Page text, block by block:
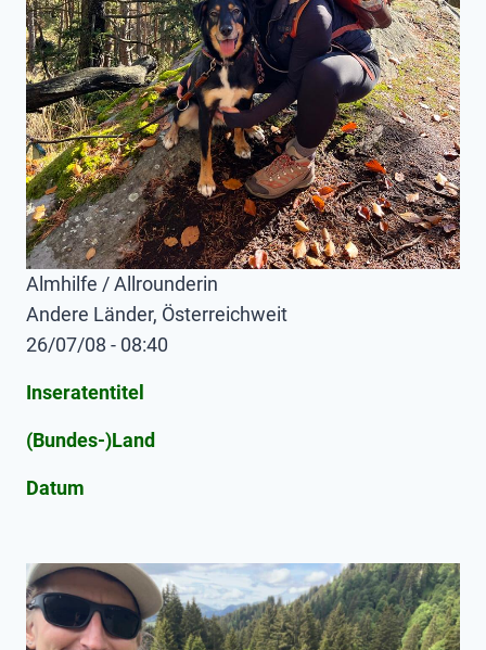
Almhilfe / Allrounderin
Andere Länder, Österreichweit
26/07/08 - 08:40
Inseratentitel
(Bundes-)Land
Datum